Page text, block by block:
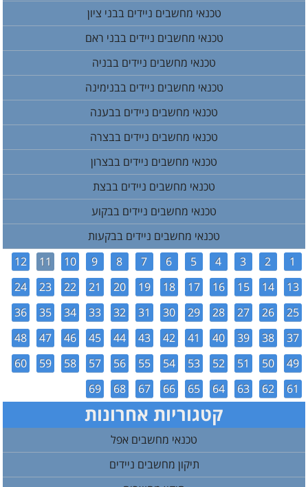
טכנאי מחשבים ניידים בבני ציון
טכנאי מחשבים ניידים בבני ראם
טכנאי מחשבים ניידים בבניה
טכנאי מחשבים ניידים בבנימינה
טכנאי מחשבים ניידים בבענה
טכנאי מחשבים ניידים בבצרה
טכנאי מחשבים ניידים בבצרון
טכנאי מחשבים ניידים בבצת
טכנאי מחשבים ניידים בבקוע
טכנאי מחשבים ניידים בבקעות
1
2
3
4
5
6
7
8
9
10
11
12
13
14
15
16
17
18
19
20
21
22
23
24
25
26
27
28
29
30
31
32
33
34
35
36
37
38
39
40
41
42
43
44
45
46
47
48
49
50
51
52
53
54
55
56
57
58
59
60
61
62
63
64
65
66
67
68
69
קטגוריות אחרונות
טכנאי מחשבים אפל
תיקון מחשבים ניידים